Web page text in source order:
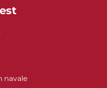
navale